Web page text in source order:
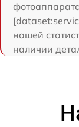
нашей
наличии